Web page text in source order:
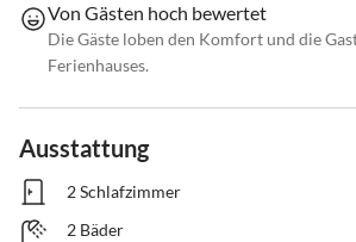
Von Gästen hoch bewertet
Die Gäste loben den Komfort und die
Ferienhauses.
Ausstattung
2 Schlafzimmer
2 Bäder